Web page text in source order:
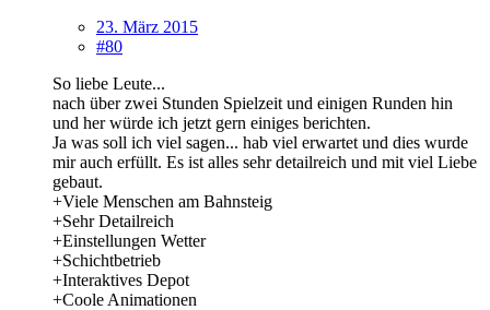
23. März 2015
#80
So liebe Leute...
nach über zwei Stunden Spielzeit und einigen Runden hin
und her würde ich jetzt gern einiges berichten.
Ja was soll ich viel sagen... hab viel erwartet und dies wurde
mir auch erfüllt. Es ist alles sehr detailreich und mit viel Liebe
gebaut.
+Viele Menschen am Bahnsteig
+Sehr Detailreich
+Einstellungen Wetter
+Schichtbetrieb
+Interaktives Depot
+Coole Animationen